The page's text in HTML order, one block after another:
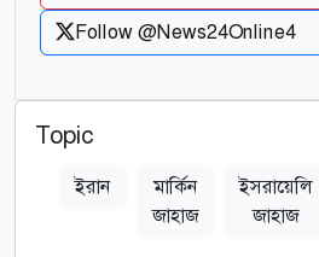
Follow @News24Online4
Topic
ইরান
মার্কিন
জাহাজ
ইসরায়েলি
জাহাজ